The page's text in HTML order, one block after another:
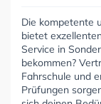
Die kompetente
bietet
Service in
bekommen?
Fahrschule und
Prüfungen